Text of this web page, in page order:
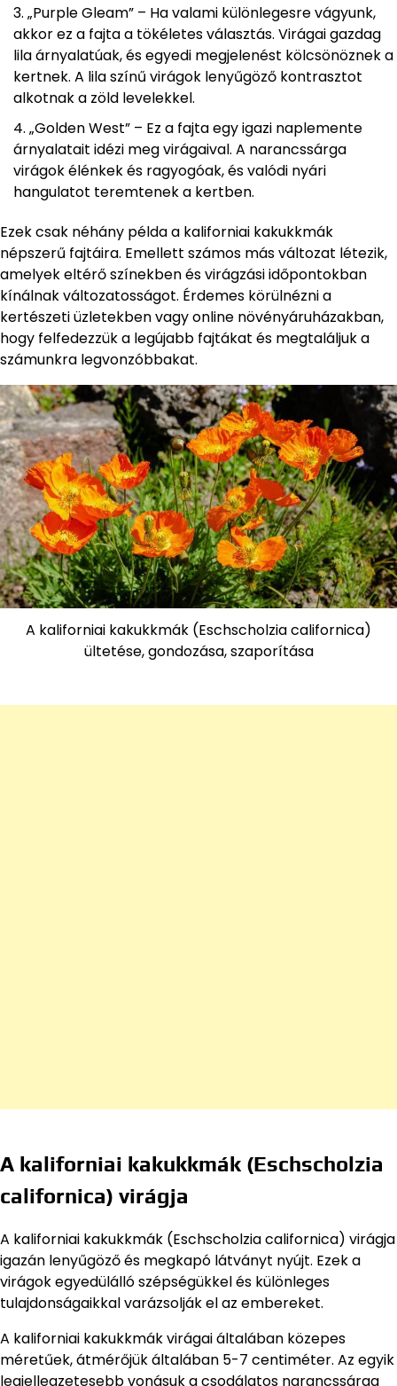
„Purple Gleam” – Ha valami különlegesre vágyunk,
akkor ez a fajta a tökéletes választás. Virágai gazdag
lila árnyalatúak, és egyedi megjelenést kölcsönöznek a
kertnek. A lila színű virágok lenyűgöző kontrasztot
alkotnak a zöld levelekkel.
„Golden West” – Ez a fajta egy igazi naplemente
árnyalatait idézi meg virágaival. A narancssárga
virágok élénkek és ragyogóak, és valódi nyári
hangulatot teremtenek a kertben.
Ezek csak néhány példa a kaliforniai kakukkmák
népszerű fajtáira. Emellett számos más változat létezik,
amelyek eltérő színekben és virágzási időpontokban
kínálnak változatosságot. Érdemes körülnézni a
kertészeti üzletekben vagy online növényáruházakban,
hogy felfedezzük a legújabb fajtákat és megtaláljuk a
számunkra legvonzóbbakat.
A kaliforniai kakukkmák (Eschscholzia californica)
ültetése, gondozása, szaporítása
A kaliforniai kakukkmák (Eschscholzia
californica) virágja
A kaliforniai kakukkmák (Eschscholzia californica) virágja
igazán lenyűgöző és megkapó látványt nyújt. Ezek a
virágok egyedülálló szépségükkel és különleges
tulajdonságaikkal varázsolják el az embereket.
A kaliforniai kakukkmák virágai általában közepes
méretűek, átmérőjük általában 5-7 centiméter. Az egyik
legjellegzetesebb vonásuk a csodálatos narancssárga